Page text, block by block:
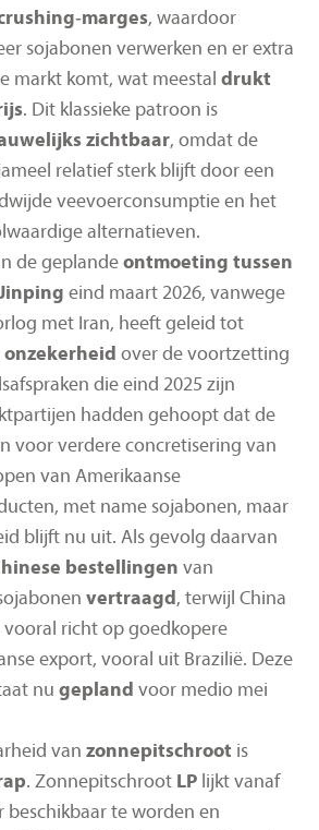
, waardoor
sojabonen verwerken en er extra
markt komt, wat meestal drukt
. Dit klassieke patroon is
zichtbaar, omdat de
relatief sterk blijft door een
veevoerconsumptie en het
alternatieven.
de geplandeontmoeting tussen
eind maart 2026, vanwege
met Iran, heeft geleid tot
over de voortzetting
die eind 2025 zijn
hadden gehoopt dat de
voor verdere concretisering van
van Amerikaanse
met name sojabonen, maar
blijft nu uit. Als gevolg daarvan
bestellingen van
vertraagd, terwijl China
richt op goedkopere
export, vooral uit Brazilië. Deze
nu gepland voor medio mei
van zonnepitschroot is
. Zonnepitschroot LP lijkt vanaf
beschikbaar te worden en